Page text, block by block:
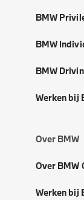
BMW
BMW
BMW
Werken bij
Over BMW
Over BMW
Werken bij